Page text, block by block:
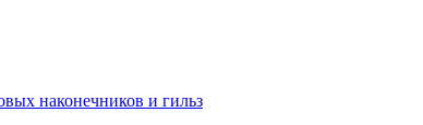
наконечников и гильз